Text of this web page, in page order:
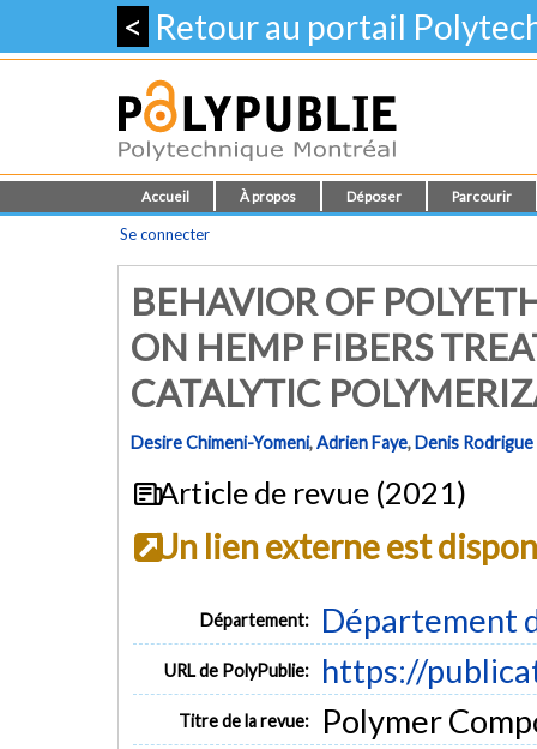
< Retour au portail
Accueil À propos Déposer Parcourir
Se connecter
BEHAVIOR OF
ON HEMP FIBERS
CATALYTIC
Desire Chimeni-Yomeni,Adrien Faye,Denis Rodrigue
Article de revue (2021)
Un lien externe est
Département: Département
URL de PolyPublie: https://
Titre de la revue: Polymer